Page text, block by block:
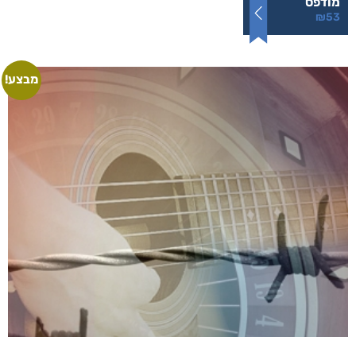
לחזור קדימה
₪40
–
₪53
דיגיטלי
₪
מודפס